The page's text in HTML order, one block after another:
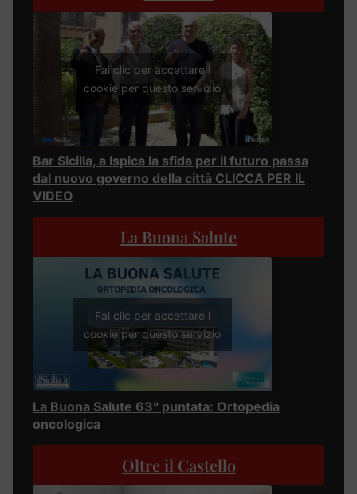
Fai clic per accettare i
cookie per questo servizio
Bar Sicilia, a Ispica la sfida per il futuro passa
dal nuovo governo della città CLICCA PER IL
VIDEO
La Buona Salute
Fai clic per accettare i
cookie per questo servizio
La Buona Salute 63° puntata: Ortopedia
oncologica
Oltre il Castello